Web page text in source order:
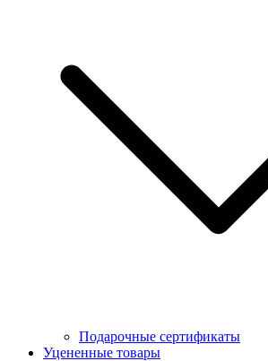
Подарочные сертификаты
Уцененные товары